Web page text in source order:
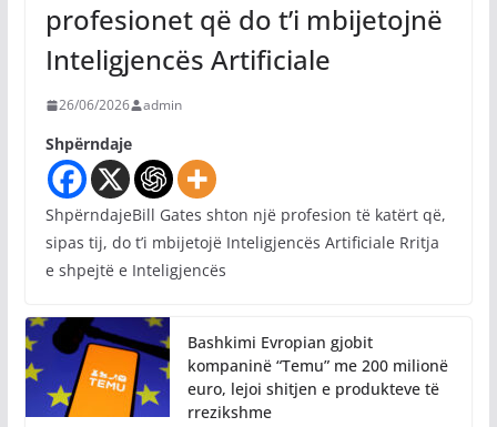
profesionet që do t’i mbijetojnë
Inteligjencës Artificiale
26/06/2026 admin
Shpërndaje
ShpërndajeBill Gates shton një profesion të katërt që,
sipas tij, do t’i mbijetojë Inteligjencës Artificiale Rritja
e shpejtë e Inteligjencës
Bashkimi Evropian gjobit
kompaninë “Temu” me 200 milionë
euro, lejoi shitjen e produkteve të
rrezikshme